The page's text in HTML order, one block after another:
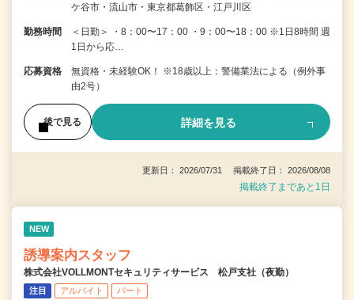
ケ谷市・流山市・東京都葛飾区・江戸川区
勤務時間
＜日勤＞ ・8：00〜17：00 ・9：00〜18：00 ※1日8時間 週
1日から応…
応募資格
無資格・未経験OK！ ※18歳以上：警備業法による（例外事
由2号）
後で見る 詳細を見る
更新日： 2026/07/31 掲載終了日： 2026/08/08
掲載終了まであと1日
NEW
誘導案内スタッフ
株式会社VOLLMONTセキュリティサービス 松戸支社（夜勤）
注目 アルバイト パート